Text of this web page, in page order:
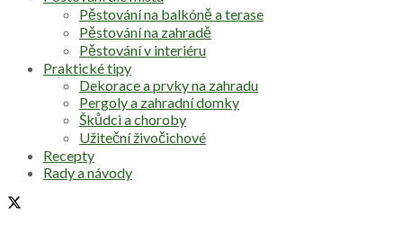
Pěstování na balkóně a terase
Pěstování na zahradě
Pěstování v interiéru
Praktické tipy
Dekorace a prvky na zahradu
Pergoly a zahradní domky
Škůdci a choroby
Užiteční živočichové
Recepty
Rady a návody